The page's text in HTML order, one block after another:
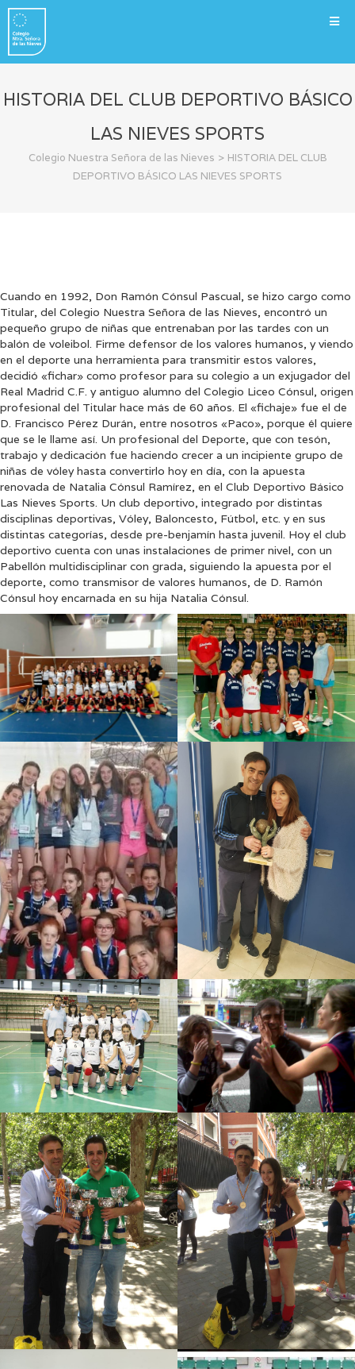
HISTORIA DEL CLUB DEPORTIVO BÁSICO
LAS NIEVES SPORTS
Colegio Nuestra Señora de las Nieves > HISTORIA DEL CLUB
DEPORTIVO BÁSICO LAS NIEVES SPORTS
Cuando en 1992, Don Ramón Cónsul Pascual, se hizo cargo como
Titular, del Colegio Nuestra Señora de las Nieves, encontró un
pequeño grupo de niñas que entrenaban por las tardes con un
balón de voleibol. Firme defensor de los valores humanos, y viendo
en el deporte una herramienta para transmitir estos valores,
decidió «fichar» como profesor para su colegio a un exjugador del
Real Madrid C.F. y antiguo alumno del Colegio Liceo Cónsul, origen
profesional del Titular hace más de 60 años. El «fichaje» fue el de
D. Francisco Pérez Durán, entre nosotros «Paco», porque él quiere
que se le llame así. Un profesional del Deporte, que con tesón,
trabajo y dedicación fue haciendo crecer a un incipiente grupo de
niñas de vóley hasta convertirlo hoy en día, con la apuesta
renovada de Natalia Cónsul Ramírez, en el Club Deportivo Básico
Las Nieves Sports. Un club deportivo, integrado por distintas
disciplinas deportivas, Vóley, Baloncesto, Fútbol, etc. y en sus
distintas categorías, desde pre-benjamín hasta juvenil. Hoy el club
deportivo cuenta con unas instalaciones de primer nivel, con un
Pabellón multidisciplinar con grada, siguiendo la apuesta por el
deporte, como transmisor de valores humanos, de D. Ramón
Cónsul hoy encarnada en su hija Natalia Cónsul.